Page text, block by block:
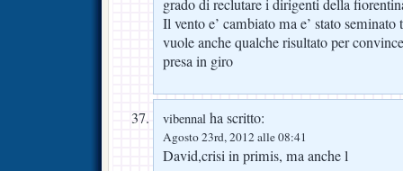
grado di reclutare i dirigenti della
Il vento e’ cambiato ma e’ stato
vuole anche qualche risultato per
presa in giro
vibennal ha scritto:
Agosto 23rd, 2012 alle 08:41
David,crisi in primis, ma anche l